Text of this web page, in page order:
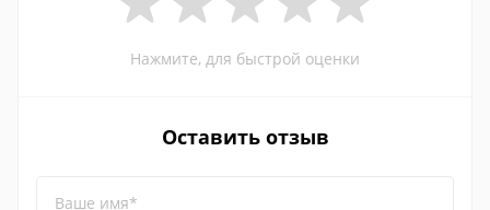
Нажмите, для быстрой оценки
Оставить отзыв
Ваше имя*